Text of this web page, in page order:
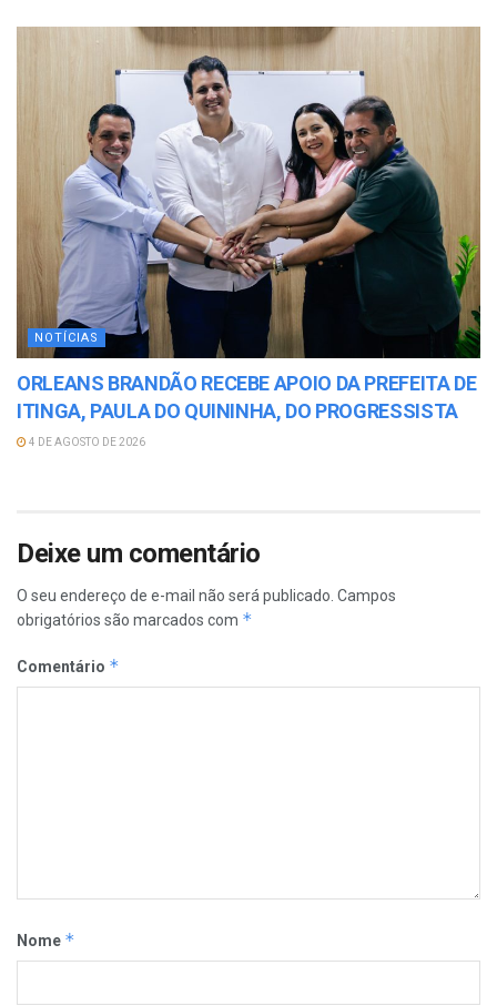
NOTÍCIAS
ORLEANS BRANDÃO RECEBE APOIO DA PREFEITA DE
ITINGA, PAULA DO QUININHA, DO PROGRESSISTA
4 DE AGOSTO DE 2026
Deixe um comentário
O seu endereço de e-mail não será publicado. Campos
obrigatórios são marcados com *
Comentário *
Nome *